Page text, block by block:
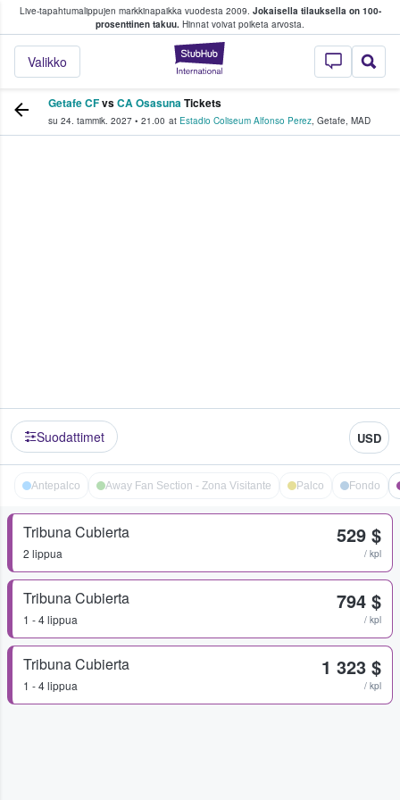
Live-tapahtumalippujen markkinapaikka vuodesta 2009. Jokaisella tilauksella on 100-
prosenttinen takuu. Hinnat voivat poiketa arvosta.
StubHub -
Valikko
fanit ostavat ja myyvät lippuja
Getafe CFvsCA OsasunaTickets
su 24. tammik. 2027 • 21.00 at Estadio Coliseum Alfonso Perez, Getafe, MAD
Suodattimet USD
Antepalco Away Fan Section - Zona Visitante Palco Fondo
Tribuna Cubierta
2 lippua
529 $
/ kpl
Tribuna Cubierta
1 - 4 lippua
794 $
/ kpl
Tribuna Cubierta
1 - 4 lippua
1 323 $
/ kpl